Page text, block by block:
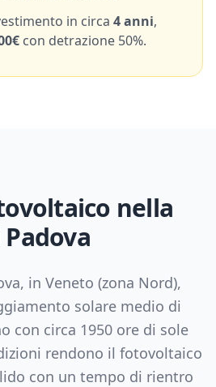
in circa 4anni,
€ con detrazione 50%.
nella
Padova
, in Veneto (zona Nord),
solare medio di
con circa 1950 ore di sole
rendono il fotovoltaico
con un tempo di rientro